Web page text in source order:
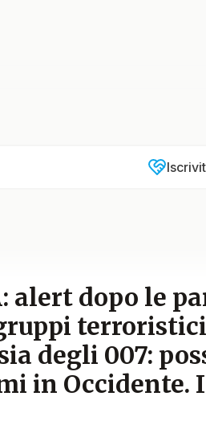
alert dopo le
degli 007:
in Occidente. I